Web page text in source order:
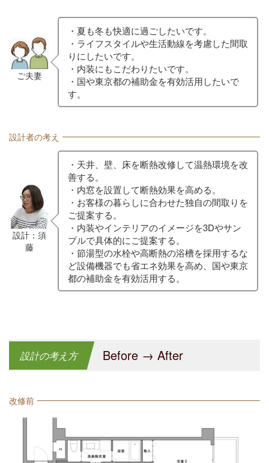
ご夫妻
・夏も冬も快適に過ごしたいです。
・ライフスタイルや生活動線を考慮した間取
りにしたいです。
・内装にもこだわりたいです。
・国や東京都の補助金を有効活用したいで
す。
設計者の考え
設計：須
藤
・天井、壁、床を断熱改修して温熱環境を改
善する。
・内窓を設置して断熱効果を高める。
・お客様の暮らしに合わせた独自の間取りを
ご提案する。
・内装やインテリアのイメージを3Dやサン
プルで具体的にご提案する。
・節湯型の水栓や高断熱の浴槽を採用するな
ど設備機器でも省エネ効果を高め、国や東京
都の補助金を有効活用する。
設計の考え方 Before → After
改修前